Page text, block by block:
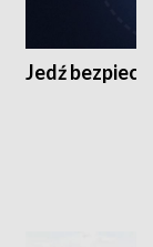
Jedź